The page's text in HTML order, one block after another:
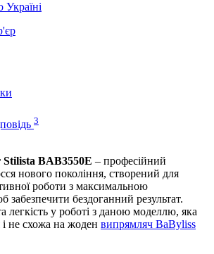
3
Stilista BAB3550E – професійний
нового покоління, створений для
роботи з максимальною
забезпечити бездоганний результат.
легкість у роботі з даною моделлю, яка
і не схожа на жоден випрямляч BaByliss